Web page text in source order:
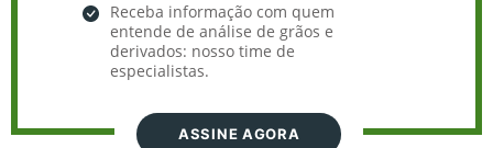
Receba informação com quem
entende de análise de grãos e
derivados: nosso time de
especialistas.
ASSINE AGORA